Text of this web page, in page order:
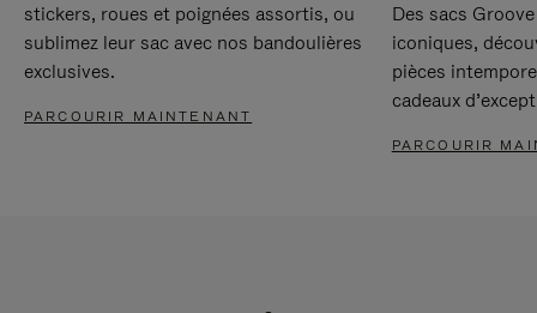
stickers, roues et poignées assortis, ou
sublimez leur sac avec nos bandoulières
exclusives.
PARCOURIR MAINTENANT
Des sacs
iconiques,
pièces
cadeaux
PARCOURIR